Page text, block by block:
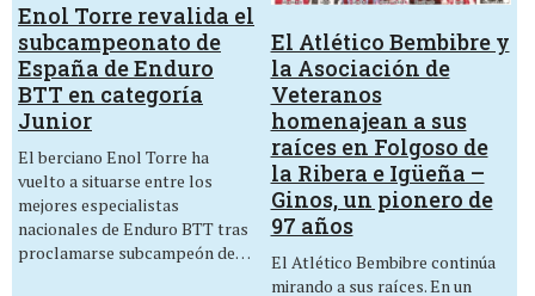
Enol Torre revalida el
subcampeonato de
España de Enduro
BTT en categoría
Junior
El berciano Enol Torre ha
vuelto a situarse entre los
mejores especialistas
nacionales de Enduro BTT tras
proclamarse subcampeón de…
El Atlético Bembibre y
la Asociación de
Veteranos
homenajean a sus
raíces en Folgoso de
la Ribera e Igüeña –
Ginos, un pionero de
97 años
El Atlético Bembibre continúa
mirando a sus raíces. En un